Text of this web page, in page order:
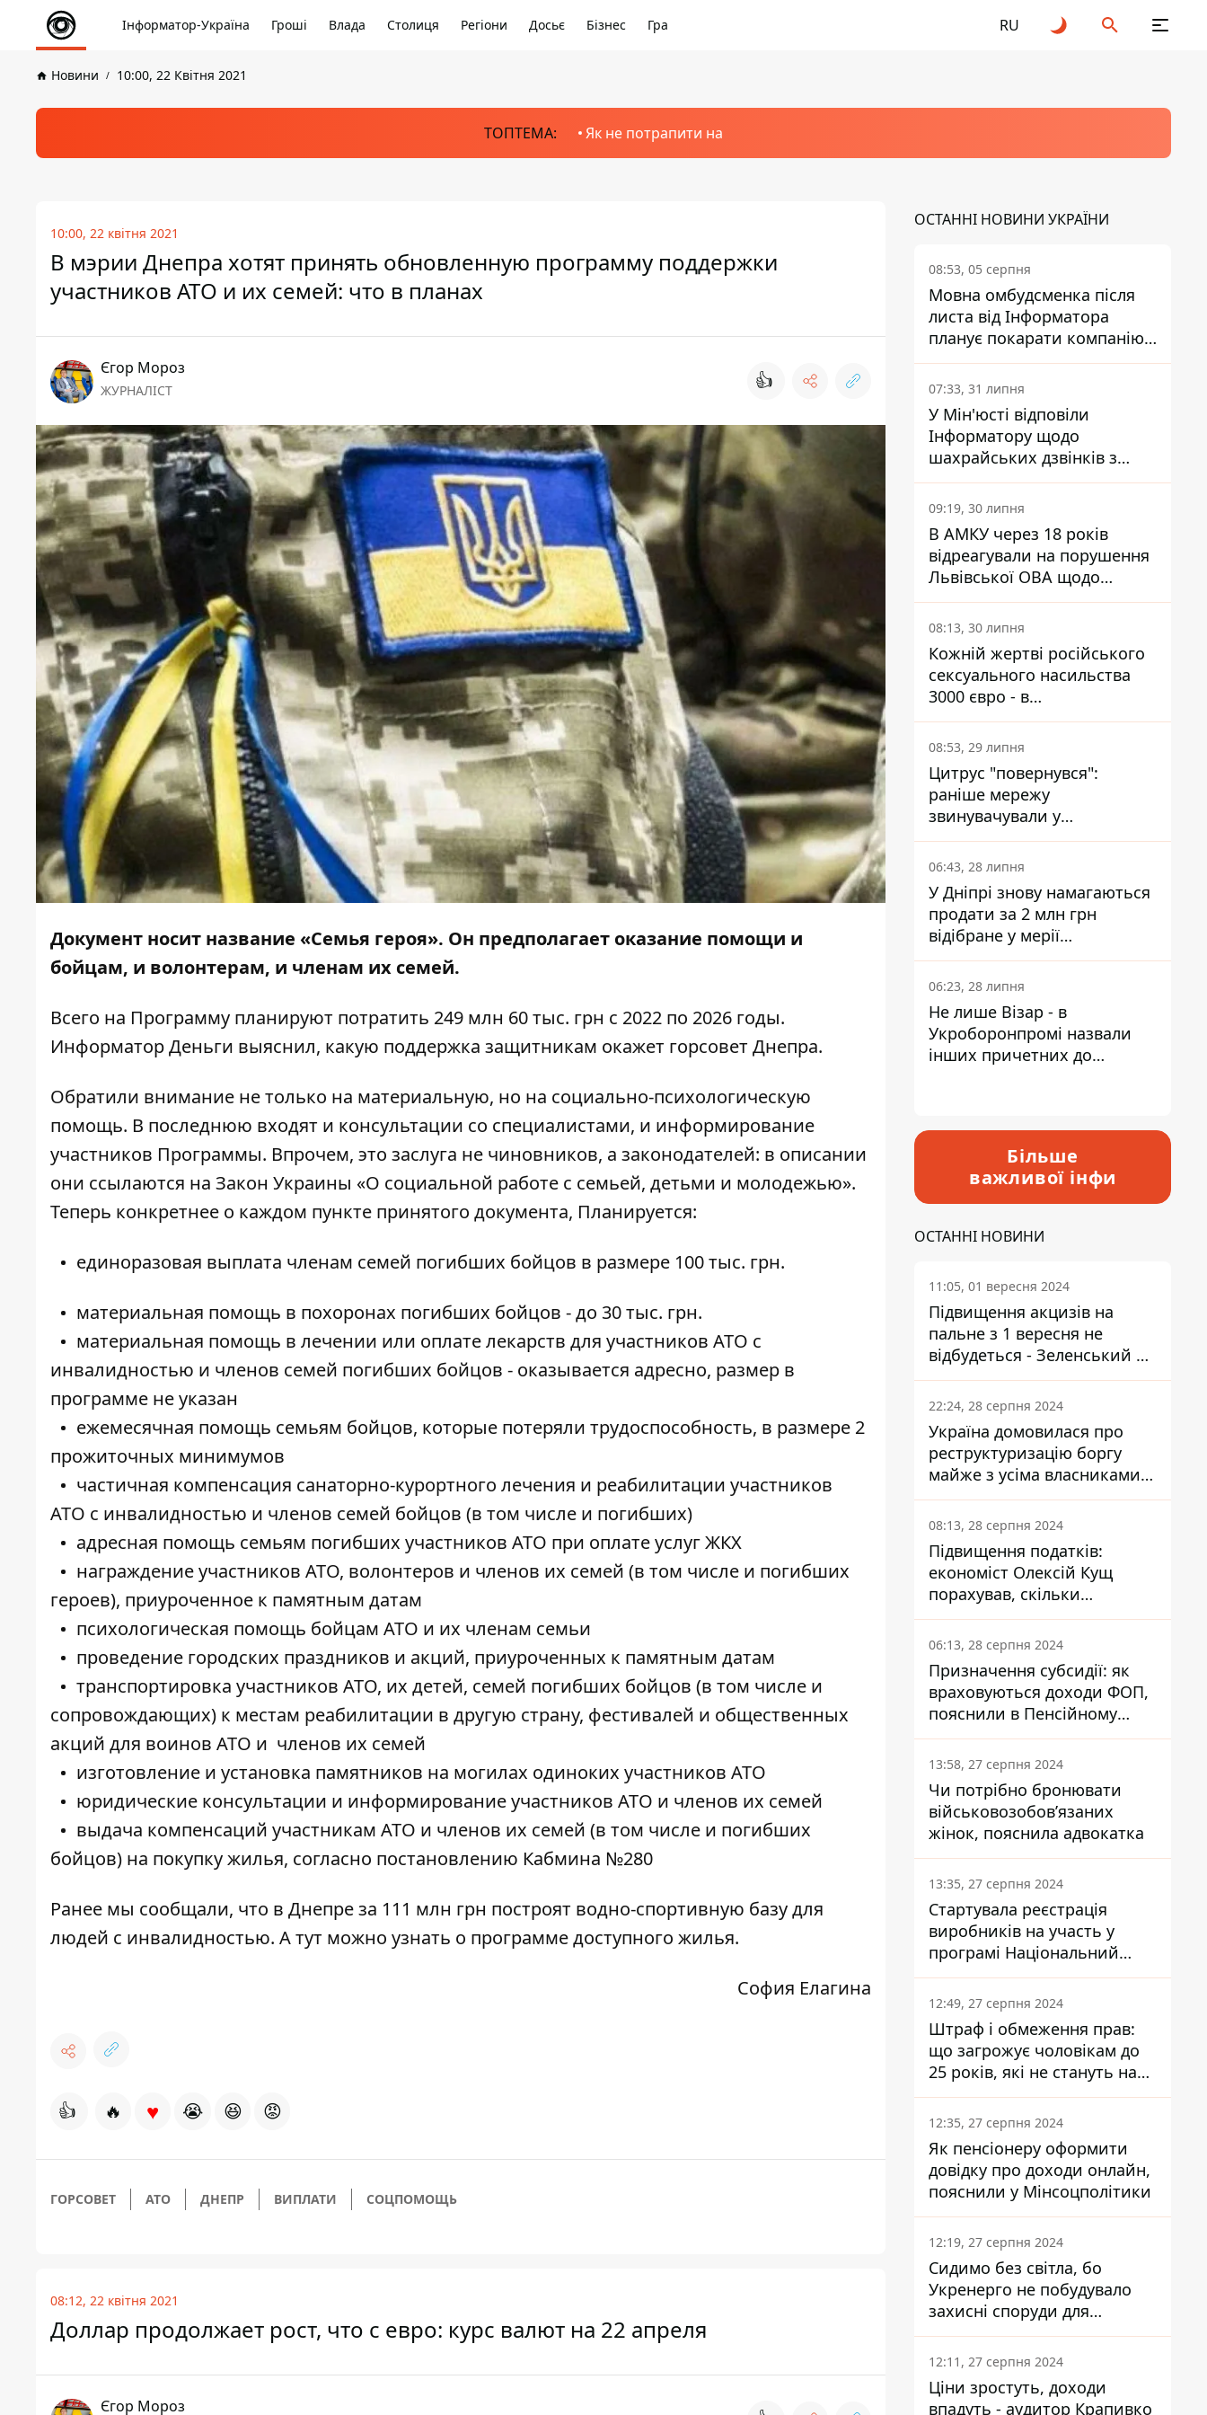
Інформатор-Україна Гроші Влада Столиця Регіони Досьє Бізнес Гра RU
Новини 10:00, 22 Квітня 2021
ТОПТЕМА: Як не потрапити на
10:00, 22 квітня 2021
В мэрии Днепра хотят принять обновленную программу поддержки
участников АТО и их семей: что в планах
Єгор Мороз
ЖУРНАЛІСТ 👍
Документ носит название «Семья героя». Он предполагает оказание помощи и
бойцам, и волонтерам, и членам их семей.
Всего на Программу планируют потратить 249 млн 60 тыс. грн с 2022 по 2026 годы.
Информатор Деньги выяснил, какую поддержка защитникам окажет горсовет Днепра.
Обратили внимание не только на материальную, но на социально-психологическую
помощь. В последнюю входят и консультации со специалистами, и информирование
участников Программы. Впрочем, это заслуга не чиновников, а законодателей: в описании
они ссылаются на Закон Украины «О социальной работе с семьей, детьми и молодежью».
Теперь конкретнее о каждом пункте принятого документа, Планируется:
единоразовая выплата членам семей погибших бойцов в размере 100 тыс. грн.
материальная помощь в похоронах погибших бойцов - до 30 тыс. грн.
материальная помощь в лечении или оплате лекарств для участников АТО с
инвалидностью и членов семей погибших бойцов - оказывается адресно, размер в
программе не указан
ежемесячная помощь семьям бойцов, которые потеряли трудоспособность, в размере 2
прожиточных минимумов
частичная компенсация санаторно-курортного лечения и реабилитации участников
АТО с инвалидностью и членов семей бойцов (в том числе и погибших)
адресная помощь семьям погибших участников АТО при оплате услуг ЖКХ
награждение участников АТО, волонтеров и членов их семей (в том числе и погибших
героев), приуроченное к памятным датам
психологическая помощь бойцам АТО и их членам семьи
проведение городских праздников и акций, приуроченных к памятным датам
транспортировка участников АТО, их детей, семей погибших бойцов (в том числе и
сопровождающих) к местам реабилитации в другую страну, фестивалей и общественных
акций для воинов АТО и членов их семей
изготовление и установка памятников на могилах одиноких участников АТО
юридические консультации и информирование участников АТО и членов их семей
выдача компенсаций участникам АТО и членов их семей (в том числе и погибших
бойцов) на покупку жилья, согласно постановлению Кабмина №280
Ранее мы сообщали, что в Днепреза 111 млн грн построят водно-спортивную базу для
людей с инвалидностью. Атут можно узнать о программе доступного жилья.
София Елагина
👍 🔥 ♥ 😭 😆 😡
ГОРСОВЕТ АТО ДНЕПР ВИПЛАТИ СОЦПОМОЩЬ
08:12, 22 квітня 2021
Доллар продолжает рост, что с евро: курс валют на 22 апреля
Єгор Мороз
ОСТАННІ НОВИНИ УКРАЇНИ
08:53, 05 серпня
Мовна омбудсменка після
листа від Інформатора
планує покарати компанію-
підрядника ПриватБанку
07:33, 31 липня
У Мін'юсті відповіли
Інформатору щодо
шахрайських дзвінків з
камери Сумського СІЗО так,
що ніхто нічого не зрозумів
09:19, 30 липня
В АМКУ через 18 років
відреагували на порушення
Львівської ОВА щодо
харчування у закладах
освіти
08:13, 30 липня
Кожній жертві російського
сексуального насильства
3000 євро - в
Мінсоцполітики пояснили
Інформатору, звідки на це
гроші
08:53, 29 липня
Цитрус "повернувся":
раніше мережу
звинувачували у
контрабанді техніки та
ухиленні від сплати
податків
06:43, 28 липня
У Дніпрі знову намагаються
продати за 2 млн грн
відібране у мерії
приміщення Укрпошти
06:23, 28 липня
Не лише Візар - в
Укроборонпромі назвали
інших причетних до
Більше
важливої інфи
ОСТАННІ НОВИНИ
11:05, 01 вересня 2024
Підвищення акцизів на
пальне з 1 вересня не
відбудеться - Зеленський не
підписав закон
22:24, 28 серпня 2024
Україна домовилася про
реструктуризацію боргу
майже з усіма власниками
єврооблігацій: що це
означає для країни
08:13, 28 серпня 2024
Підвищення податків:
економіст Олексій Кущ
порахував, скільки
заплатить кожен українець
06:13, 28 серпня 2024
Призначення субсидії: як
враховуються доходи ФОП,
пояснили в Пенсійному
фонді
13:58, 27 серпня 2024
Чи потрібно бронювати
військовозобов’язаних
жінок, пояснила адвокатка
13:35, 27 серпня 2024
Стартувала реєстрація
виробників на участь у
програмі Національний
кешбек: як це зробити
через портал Дія
12:49, 27 серпня 2024
Штраф і обмеження прав:
що загрожує чоловікам до
25 років, які не стануть на
військовий облік
12:35, 27 серпня 2024
Як пенсіонеру оформити
довідку про доходи онлайн,
пояснили у Мінсоцполітики
12:19, 27 серпня 2024
Сидимо без світла, бо
Укренерго не побудувало
захисні споруди для
енергетики - нардеп
Кучеренко
12:11, 27 серпня 2024
Ціни зростуть, доходи
впадуть - аудитор Крапивко